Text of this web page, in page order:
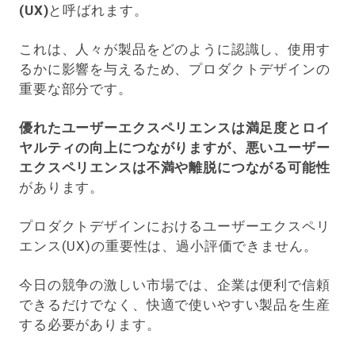
(UX)と呼ばれます。
これは、人々が製品をどのように認識し、使用す
るかに影響を与えるため、プロダクトデザインの
重要な部分です。
優れたユーザーエクスペリエンスは満足度とロイ
ヤルティの向上につながりますが、悪いユーザー
エクスペリエンスは不満や離脱につながる可能性
があります。
プロダクトデザインにおけるユーザーエクスペリ
エンス(UX)の重要性は、過小評価できません。
今日の競争の激しい市場では、企業は便利で信頼
できるだけでなく、快適で使いやすい製品を生産
する必要があります。